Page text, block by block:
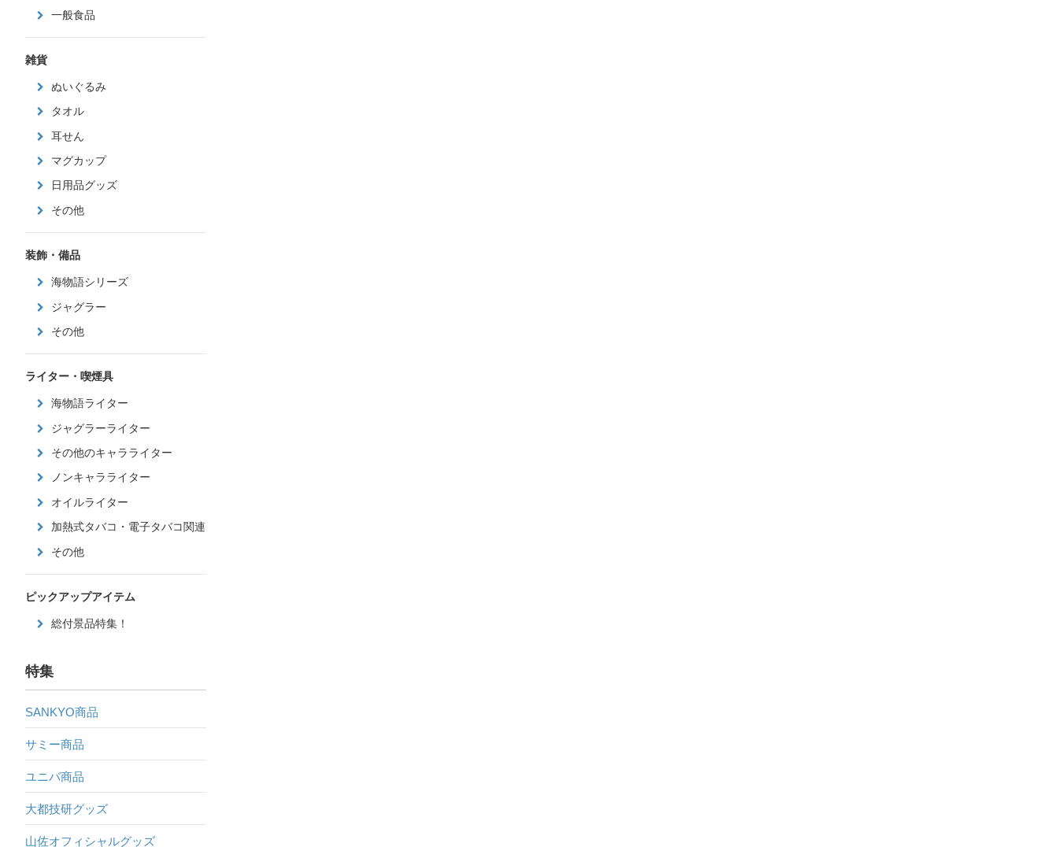
一般食品
雑貨
ぬいぐるみ
タオル
耳せん
マグカップ
日用品グッズ
その他
装飾・備品
海物語シリーズ
ジャグラー
その他
ライター・喫煙具
海物語ライター
ジャグラーライター
その他のキャラライター
ノンキャラライター
オイルライター
加熱式タバコ・電子タバコ関連
その他
ピックアップアイテム
総付景品特集！
特集
SANKYO商品
サミー商品
ユニバ商品
大都技研グッズ
山佐オフィシャルグッズ